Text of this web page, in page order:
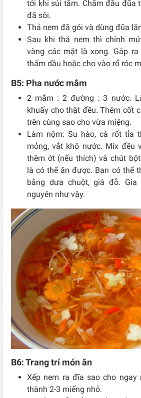
tới khi sủi tăm. Chấm đầu đũa
đã sôi.
Thả nem đã gói và dùng đũa
Sau khi thả nem thì chỉnh
vàng các mặt là xong. Gắp
thấm dầu hoặc cho vào rổ róc
B5: Pha nước mắm
2 mắm : 2 đường : 3 nước.
khuấy cho thật đều. Thêm cốt
trên cùng sao cho vừa miệng.
Làm nộm: Su hào, cà rốt tỉa
mỏng, vắt khô nước. Mix đều
thêm ớt (nếu thích) và chút
là có thể ăn được. Bạn có thể
bằng dưa chuột, giá đỗ.
nguyên như vậy.
B6: Trang trí món ăn
Xếp nem ra đĩa sao cho
thành 2-3 miếng nhỏ.